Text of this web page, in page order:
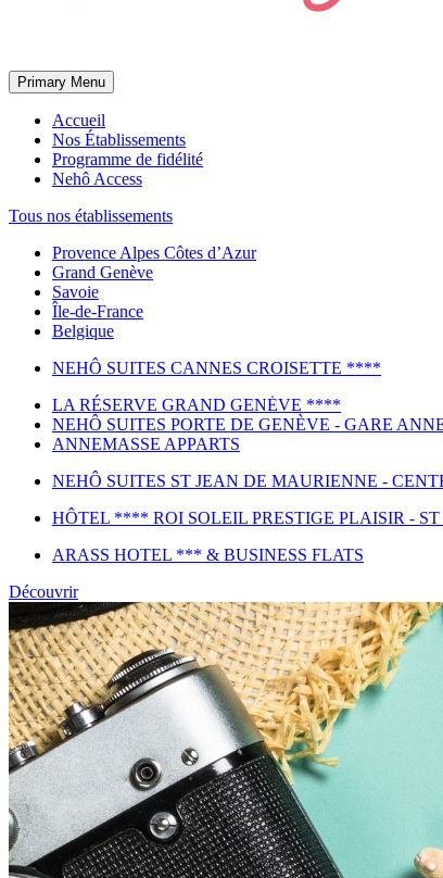
Primary Menu
Accueil
Nos Établissements
Programme de fidélité
Nehô Access
Tous nos établissements
Provence Alpes Côtes d’Azur
Grand Genève
Savoie
Île-de-France
Belgique
NEHÔ SUITES CANNES CROISETTE ****
LA RÉSERVE GRAND GENĖVE ****
NEHÔ SUITES PORTE DE GENÈVE - GARE
ANNEMASSE APPARTS
NEHÔ SUITES ST JEAN DE MAURIENNE -
HÔTEL **** ROI SOLEIL PRESTIGE PLAISIR -
ARASS HOTEL *** & BUSINESS FLATS
Découvrir